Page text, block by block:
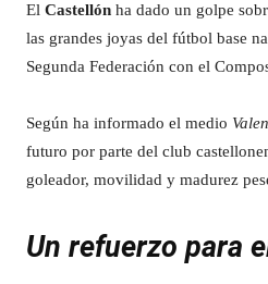
El Castellón ha dado un golpe
las grandes joyas del fútbol base
Segunda Federación con el
Según ha informado el medio
futuro por parte del club
goleador, movilidad y madurez
Un refuerzo para